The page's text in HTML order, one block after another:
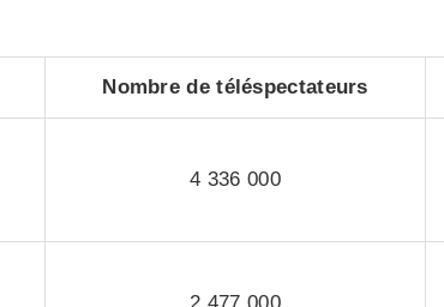
Nombre de téléspectateurs
4 336 000